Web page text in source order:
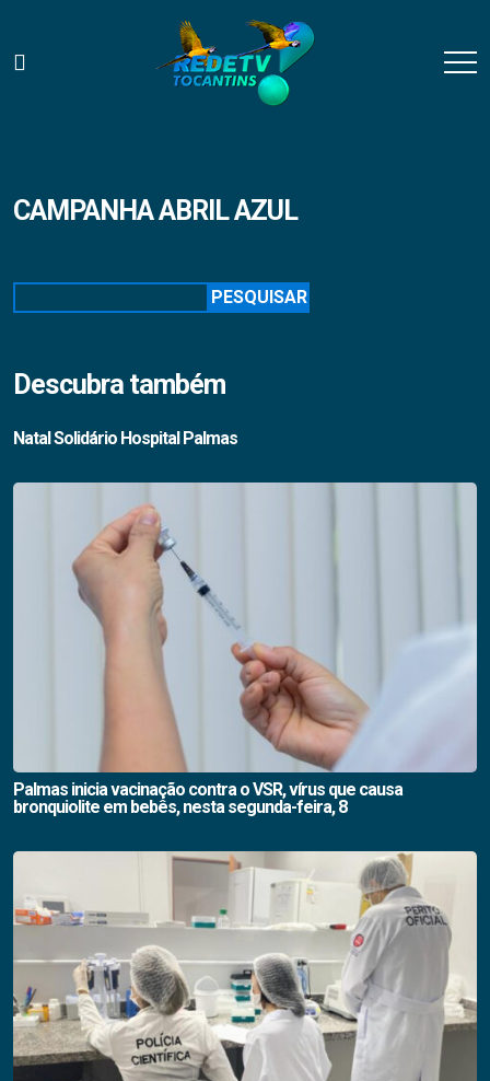
CAMPANHA ABRIL AZUL
PESQUISAR
Descubra também
Natal Solidário Hospital Palmas
Palmas inicia vacinação contra o VSR, vírus que causa
bronquiolite em bebês, nesta segunda-feira, 8